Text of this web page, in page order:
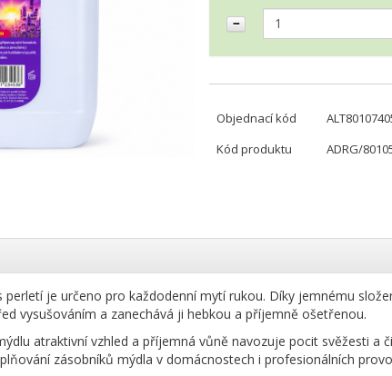
Objednací kód
Kód produktu
ADRG/
perletí je určeno pro každodenní mytí rukou. Díky jemnému
vysušováním a zanechává ji hebkou a příjemně ošetřenou.
atraktivní vzhled a příjemná vůně navozuje pocit svěžesti a
zásobníků mýdla v domácnostech i profesionálních